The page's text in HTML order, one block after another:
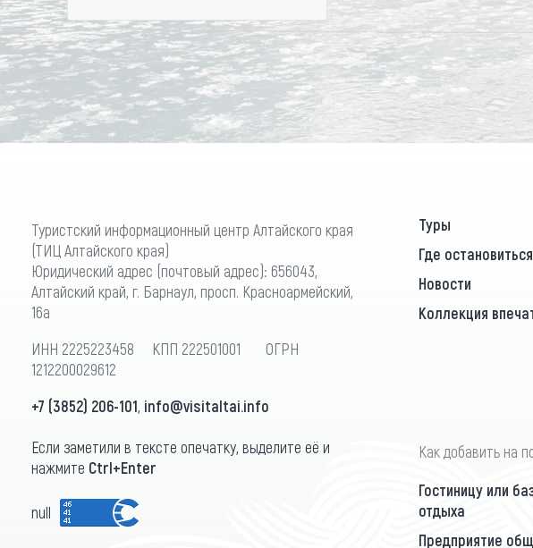
Туристский информационный центр Алтайского края
(ТИЦ Алтайского края)
Юридический адрес (почтовый адрес): 656043,
Алтайский край, г. Барнаул, просп. Красноармейский,
16а
ИНН 2225223458 КПП 222501001 ОГРН
1212200029612
+7 (3852) 206-101, info@visitaltai.info
Если заметили в тексте опечатку, выделите её и
нажмите Ctrl+Enter
null
Туры
Где остановиться
Новости
Коллекция
Как добавить на
Гостиницу или
отдыха
Предприятие